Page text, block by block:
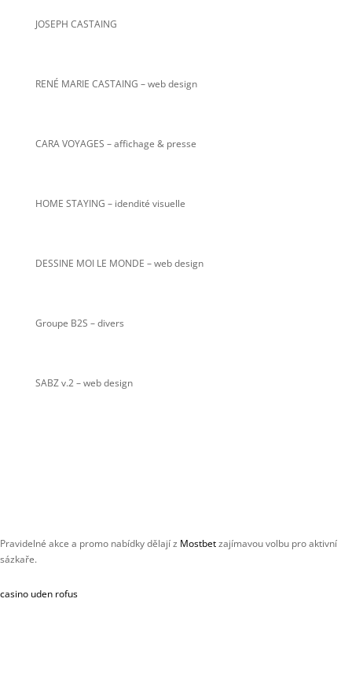
JOSEPH CASTAING
RENÉ MARIE CASTAING – web design
CARA VOYAGES – affichage & presse
HOME STAYING – idendité visuelle
DESSINE MOI LE MONDE – web design
Groupe B2S – divers
SABZ v.2– web design
Pravidelné akce a promo nabídky dělají z Mostbetzajímavou volbu pro aktivní
sázkaře.
casino uden rofus